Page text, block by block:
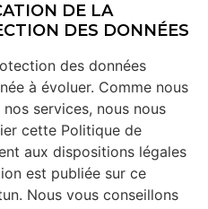
DE LA
DES DONNÉES
des données
à évoluer. Comme nous
services, nous nous
cette Politique de
aux dispositions légales
est publiée sur ce
Nous vous conseillons